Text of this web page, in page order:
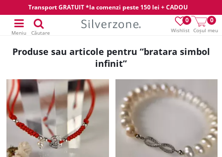
Transport GRATUIT *la comenzi peste 150 lei + CADOU
Wishlist
0
Coșul meu
0
Meniu Căutare
Produse sau articole pentru “bratara simbol
infinit”